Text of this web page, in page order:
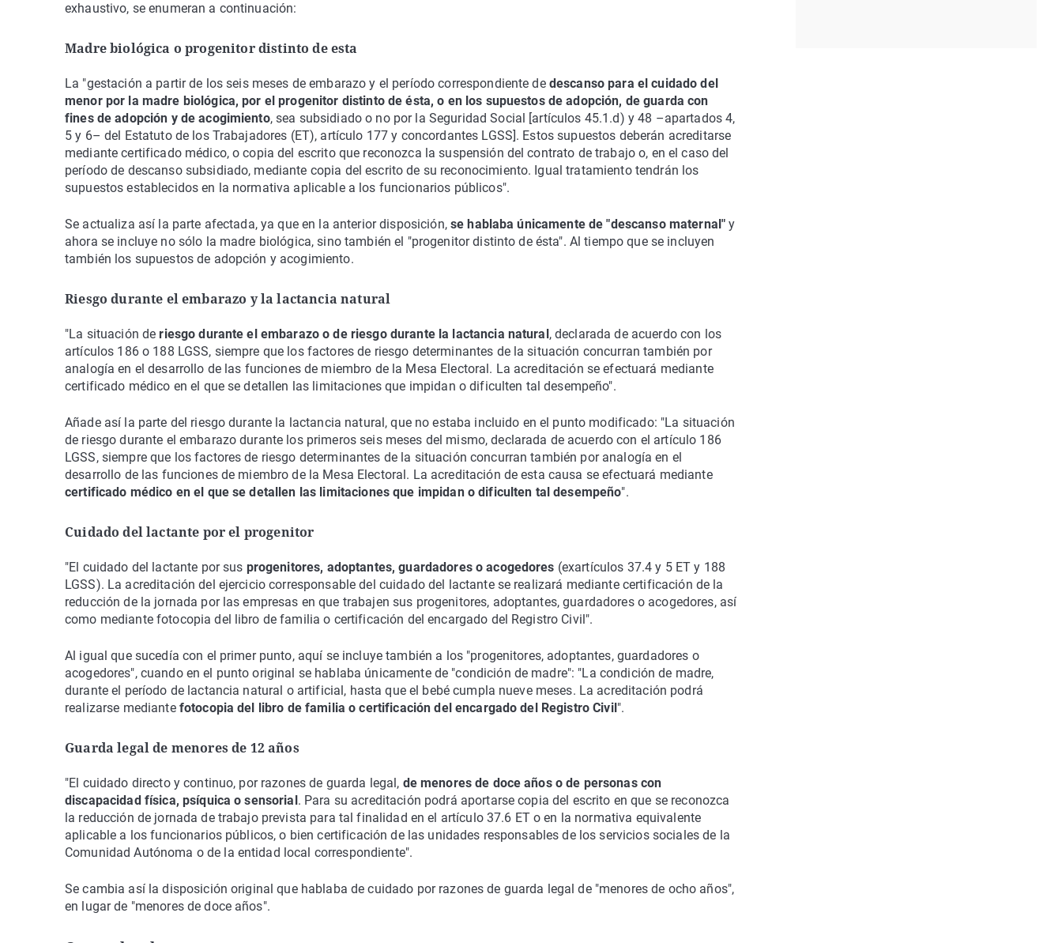
exhaustivo, se enumeran a continuación:
Madre biológica o progenitor distinto de esta
La "gestación a partir de los seis meses de embarazo y el período correspondiente de descanso para el cuidado del
menor por la madre biológica, por el progenitor distinto de ésta, o en los supuestos de adopción, de guarda con
fines de adopción y de acogimiento, sea subsidiado o no por la Seguridad Social [artículos 45.1.d) y 48 –apartados 4,
5 y 6– del Estatuto de los Trabajadores (ET), artículo 177 y concordantes LGSS]. Estos supuestos deberán acreditarse
mediante certificado médico, o copia del escrito que reconozca la suspensión del contrato de trabajo o, en el caso del
período de descanso subsidiado, mediante copia del escrito de su reconocimiento. Igual tratamiento tendrán los
supuestos establecidos en la normativa aplicable a los funcionarios públicos".
Se actualiza así la parte afectada, ya que en la anterior disposición, se hablaba únicamente de "descanso maternal" y
ahora se incluye no sólo la madre biológica, sino también el "progenitor distinto de ésta". Al tiempo que se incluyen
también los supuestos de adopción y acogimiento.
Riesgo durante el embarazo y la lactancia natural
"La situación deriesgo durante el embarazo o de riesgo durante la lactancia natural , declarada de acuerdo con los
artículos 186 o 188 LGSS, siempre que los factores de riesgo determinantes de la situación concurran también por
analogía en el desarrollo de las funciones de miembro de la Mesa Electoral. La acreditación se efectuará mediante
certificado médico en el que se detallen las limitaciones que impidan o dificulten tal desempeño".
Añade así la parte del riesgo durante la lactancia natural, que no estaba incluido en el punto modificado: "La situación
de riesgo durante el embarazo durante los primeros seis meses del mismo, declarada de acuerdo con el artículo 186
LGSS, siempre que los factores de riesgo determinantes de la situación concurran también por analogía en el
desarrollo de las funciones de miembro de la Mesa Electoral. La acreditación de esta causa se efectuará mediante
certificado médico en el que se detallen las limitaciones que impidan o dificulten tal desempeño".
Cuidado del lactante por el progenitor
"El cuidado del lactante por sus progenitores, adoptantes, guardadores o acogedores (exartículos 37.4 y 5 ET y 188
LGSS). La acreditación del ejercicio corresponsable del cuidado del lactante se realizará mediante certificación de la
reducción de la jornada por las empresas en que trabajen sus progenitores, adoptantes, guardadores o acogedores, así
como mediante fotocopia del libro de familia o certificación del encargado del Registro Civil".
Al igual que sucedía con el primer punto, aquí se incluye también a los "progenitores, adoptantes, guardadores o
acogedores", cuando en el punto original se hablaba únicamente de "condición de madre": "La condición de madre,
durante el período de lactancia natural o artificial, hasta que el bebé cumpla nueve meses. La acreditación podrá
realizarse mediante fotocopia del libro de familia o certificación del encargado del Registro Civil ".
Guarda legal de menores de 12 años
"El cuidado directo y continuo, por razones de guarda legal, de menores de doce años o de personas con
discapacidad física, psíquica o sensorial . Para su acreditación podrá aportarse copia del escrito en que se reconozca
la reducción de jornada de trabajo prevista para tal finalidad en el artículo 37.6 ET o en la normativa equivalente
aplicable a los funcionarios públicos, o bien certificación de las unidades responsables de los servicios sociales de la
Comunidad Autónoma o de la entidad local correspondiente".
Se cambia así la disposición original que hablaba de cuidado por razones de guarda legal de "menores de ocho años",
en lugar de "menores de doce años".